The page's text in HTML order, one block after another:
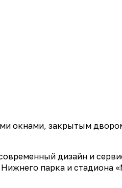
окнами, закрытым
дизайн и
парка и стадиона